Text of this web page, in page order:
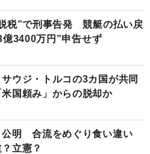
税”で刑事告発 競艇の払い戻
億3400万円”申告せず
ウジ・トルコの3カ国が共同
国頼み」からの脱却か
公明 合流をめぐり食い違い
立憲？